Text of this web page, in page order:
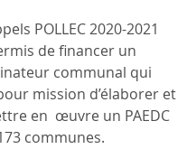
POLLEC 2020-2021
de financer un
communal qui
mission d’élaborer et
en  œuvre un PAEDC
communes.